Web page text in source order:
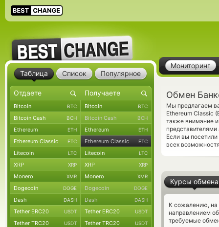
Мониторинг
Обмен
Мы предлагаем
Ethereum Classic
также внимание
Если вы
всех
Курсы обмена
К сожалению, на
направлением
требуемые
Таблица Список Популярное
Bitcoin BTC Bitcoin BTC
Bitcoin Cash BCH Bitcoin Cash BCH
Ethereum ETH Ethereum ETH
Ethereum Classic ETC Ethereum Classic ETC
Litecoin LTC Litecoin LTC
XRP XRP XRP XRP
Monero XMR Monero XMR
Dogecoin DOGE Dogecoin DOGE
Dash DASH Dash DASH
Tether ERC20 USDT Tether ERC20 USDT
Tether TRC20 USDT Tether TRC20 USDT